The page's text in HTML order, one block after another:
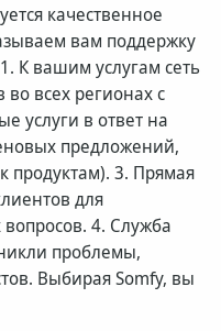
качественное
вам поддержку
К вашим услугам сеть
всех регионах с
услуги в ответ на
предложений,
продуктам). 3. Прямая
для
4. Служба
проблемы,
Выбирая Somfy, вы